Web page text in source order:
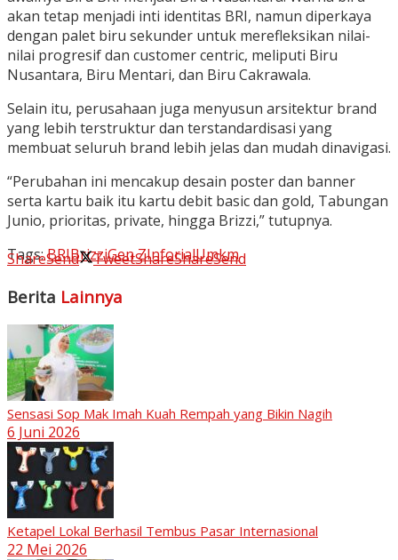
akan tetap menjadi inti identitas BRI, namun diperkaya
dengan palet biru sekunder untuk merefleksikan nilai-
nilai progresif dan customer centric, meliputi Biru
Nusantara, Biru Mentari, dan Biru Cakrawala.
Selain itu, perusahaan juga menyusun arsitektur brand
yang lebih terstruktur dan terstandardisasi yang
membuat seluruh brand lebih jelas dan mudah dinavigasi.
“Perubahan ini mencakup desain poster dan banner
serta kartu baik itu kartu debit basic dan gold, Tabungan
Junio, prioritas, private, hingga Brizzi,” tutupnya.
Tags:BRIBrizziGen ZInforialUmkm
ShareSend TweetShareShareSend
Berita Lainnya
Sensasi Sop Mak Imah Kuah Rempah yang Bikin Nagih
6 Juni 2026
Ketapel Lokal Berhasil Tembus Pasar Internasional
22 Mei 2026